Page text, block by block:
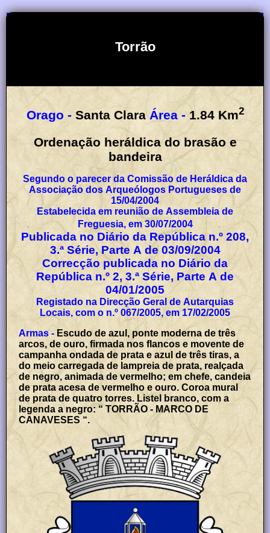
Torrão
Orago - Santa Clara Área - 1.84 Km2
Ordenação heráldica do brasão e
bandeira
Segundo o parecer da Comissão de Heráldica da
Associação dos Arqueólogos Portugueses de
15/04/2004
Estabelecida em reunião de Assembleia de
Freguesia, em 30/07/2004
Publicada no Diário da República n.º 208,
3.ª Série, Parte A de 03/09/2004
Correcção publicada no Diário da
República n.º 2, 3.ª Série, Parte A de
04/01/2005
Registado na Direcção Geral de Autarquias
Locais, com o n.º 067/2005, em 17/02/2005
Armas - Escudo de azul, ponte moderna de três
arcos, de ouro, firmada nos flancos e movente de
campanha ondada de prata e azul de três tiras, a
do meio carregada de lampreia de prata, realçada
de negro, animada de vermelho; em chefe, candeia
de prata acesa de vermelho e ouro. Coroa mural
de prata de quatro torres. Listel branco, com a
legenda a negro: “ TORRÃO - MARCO DE
CANAVESES “.